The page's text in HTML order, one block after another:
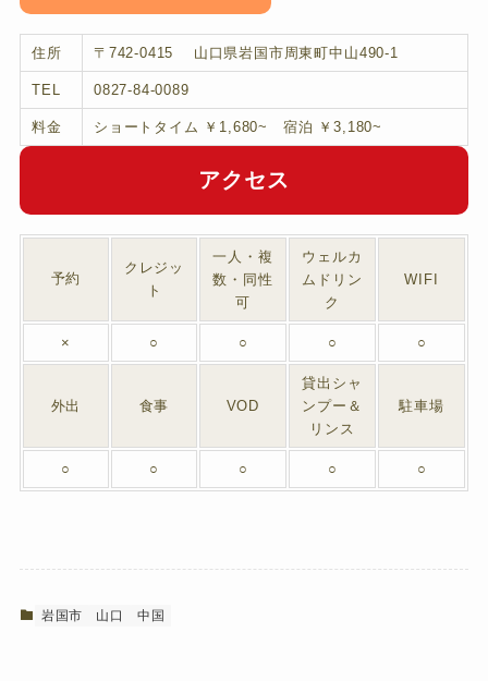
住所 〒742-0415 山口県岩国市周東町中山490-1
TEL 0827-84-0089
料金 ショートタイム ￥1,680~ 宿泊 ￥3,180~
アクセス
予約
クレジッ
ト
一人・複
数・同性
可
ウェルカ
ムドリン
ク
WIFI
× ○ ○ ○ ○
外出 食事 VOD
貸出シャ
ンプー＆
リンス
駐車場
○ ○ ○ ○ ○
岩国市 山口 中国